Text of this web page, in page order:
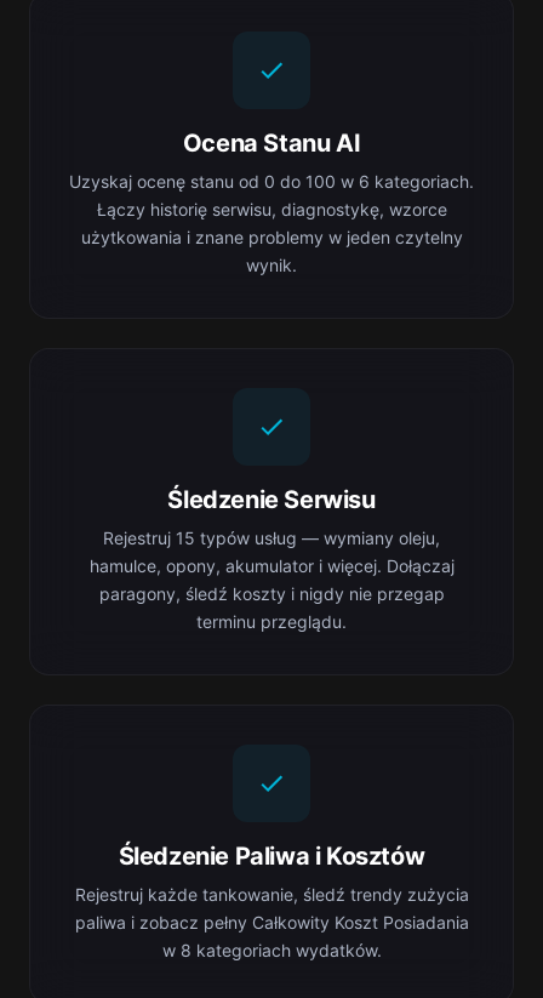
Ocena Stanu AI
Uzyskaj ocenę stanu od 0 do 100 w 6 kategoriach.
Łączy historię serwisu, diagnostykę, wzorce
użytkowania i znane problemy w jeden czytelny
wynik.
Śledzenie Serwisu
Rejestruj 15 typów usług — wymiany oleju,
hamulce, opony, akumulator i więcej. Dołączaj
paragony, śledź koszty i nigdy nie przegap
terminu przeglądu.
Śledzenie Paliwa i Kosztów
Rejestruj każde tankowanie, śledź trendy zużycia
paliwa i zobacz pełny Całkowity Koszt Posiadania
w 8 kategoriach wydatków.